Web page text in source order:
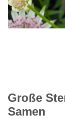
Große
Samen